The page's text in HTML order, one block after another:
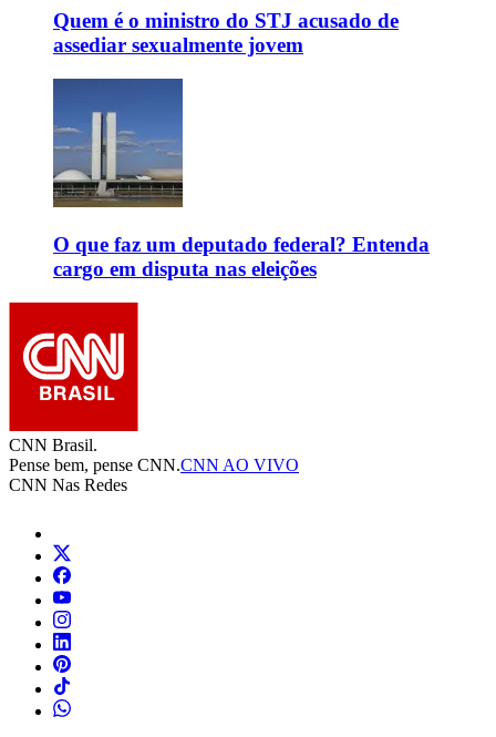
Quem é o ministro do STJ acusado de
assediar sexualmente jovem
O que faz um deputado federal? Entenda
cargo em disputa nas eleições
CNN Brasil.
Pense bem, pense CNN.CNN AO VIVO
CNN Nas Redes